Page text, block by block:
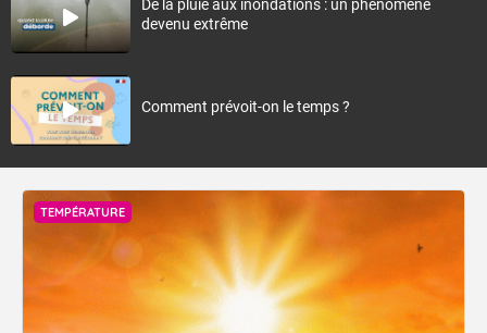
De la pluie aux inondations : un phénomène
devenu extrême
Comment prévoit-on le temps ?
TEMPÉRATURE